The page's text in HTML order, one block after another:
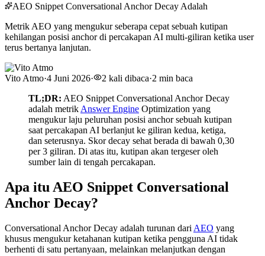
AEO Snippet Conversational Anchor Decay Adalah
Metrik AEO yang mengukur seberapa cepat sebuah kutipan
kehilangan posisi anchor di percakapan AI multi-giliran ketika user
terus bertanya lanjutan.
Vito Atmo·4 Juni 2026· 2 kali dibaca·2 min baca
TL;DR: AEO Snippet Conversational Anchor Decay
adalah metrik Answer Engine Optimization yang
mengukur laju peluruhan posisi anchor sebuah kutipan
saat percakapan AI berlanjut ke giliran kedua, ketiga,
dan seterusnya. Skor decay sehat berada di bawah 0,30
per 3 giliran. Di atas itu, kutipan akan tergeser oleh
sumber lain di tengah percakapan.
Apa itu AEO Snippet Conversational
Anchor Decay?
Conversational Anchor Decay adalah turunan dari AEO yang
khusus mengukur ketahanan kutipan ketika pengguna AI tidak
berhenti di satu pertanyaan, melainkan melanjutkan dengan